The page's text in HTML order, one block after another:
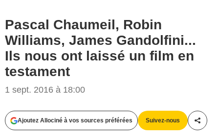
Pascal Chaumeil, Robin
Williams, James Gandolfini...
Ils nous ont laissé un film en
testament
1 sept. 2016 à 18:00
Ajoutez Allociné à vos sources préférées Suivez-nous